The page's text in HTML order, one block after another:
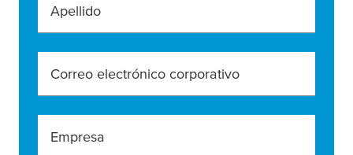
Apellido
Correo electrónico corporativo
Empresa